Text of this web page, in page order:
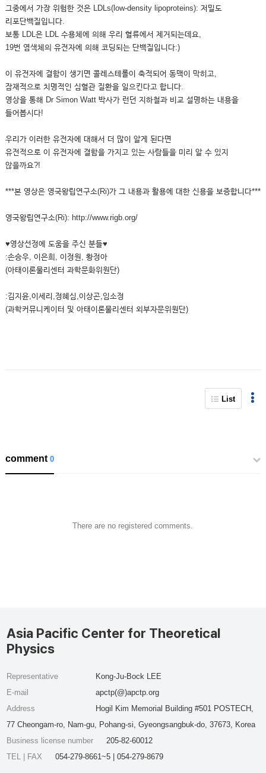
그중에서 가장 위험한 것은 LDLs(low-density lipoproteins): 저밀도
리포단백질입니다.
보통 LDL은 LDL 수용체에 의해 우리 혈류에서 제거되는데요,
19번 염색체의 유전자에 의해 코딩되는 단백질입니다:)
이 유전자에 결함이 생기면 콜레스테롤이 축적되어 동맥이 막히고,
잠재적으로 치명적인 심혈관 질환을 일으킨다고 합니다.
영상을 통해 Dr Simon Watt 박사가 런던 지하철과 비교 설명하는 내용을
들어봅시다!
우리가 이러한 유전자에 대해서 더 많이 알게 된다면
유전적으로 이 유전자에 결함을 가지고 있는 사람들을 미리 알 수 있지
않을까요?!
***본 영상은 영국왕립연구소(Ri)가 그 내용과 활용에 대한 신용을 보증합니다***
영국왕립연구소(Ri): http://www.rigb.org/
♥영상선정에 도움을 주신 분들♥
:손승우, 이은희, 이정원, 황정아
(아태이론물리센터 과학문화위원단)
:김지윤,이세리,정혜심,이상곤,임소정
(과학커뮤니케이터 및 아태이론물리센터 외부자문위원단)
List
comment0
There are no registered comments.
Asia Pacific Center for Theoretical
Physics
Representative
Kong-Ju-Bock LEE
E-mail
apctp(@)apctp.org
Address
Hogil Kim Memorial Building #501 POSTECH,
77 Cheongam-ro, Nam-gu, Pohang-si, Gyeongsangbuk-do, 37673, Korea
Business license number
205-82-60012
TEL | FAX
054-279-8661~5 | 054-279-8679